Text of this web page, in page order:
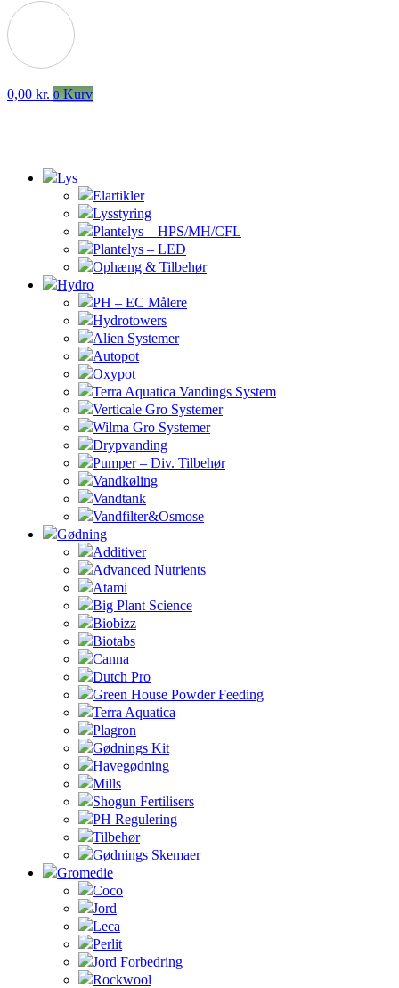
0,00 kr. 0 Kurv
Lys
Elartikler
Lysstyring
Plantelys – HPS/MH/CFL
Plantelys – LED
Ophæng & Tilbehør
Hydro
PH – EC Målere
Hydrotowers
Alien Systemer
Autopot
Oxypot
Terra Aquatica Vandings System
Verticale Gro Systemer
Wilma Gro Systemer
Drypvanding
Pumper – Div. Tilbehør
Vandkøling
Vandtank
Vandfilter&Osmose
Gødning
Additiver
Advanced Nutrients
Atami
Big Plant Science
Biobizz
Biotabs
Canna
Dutch Pro
Green House Powder Feeding
Terra Aquatica
Plagron
Gødnings Kit
Havegødning
Mills
Shogun Fertilisers
PH Regulering
Tilbehør
Gødnings Skemaer
Gromedie
Coco
Jord
Leca
Perlit
Jord Forbedring
Rockwool